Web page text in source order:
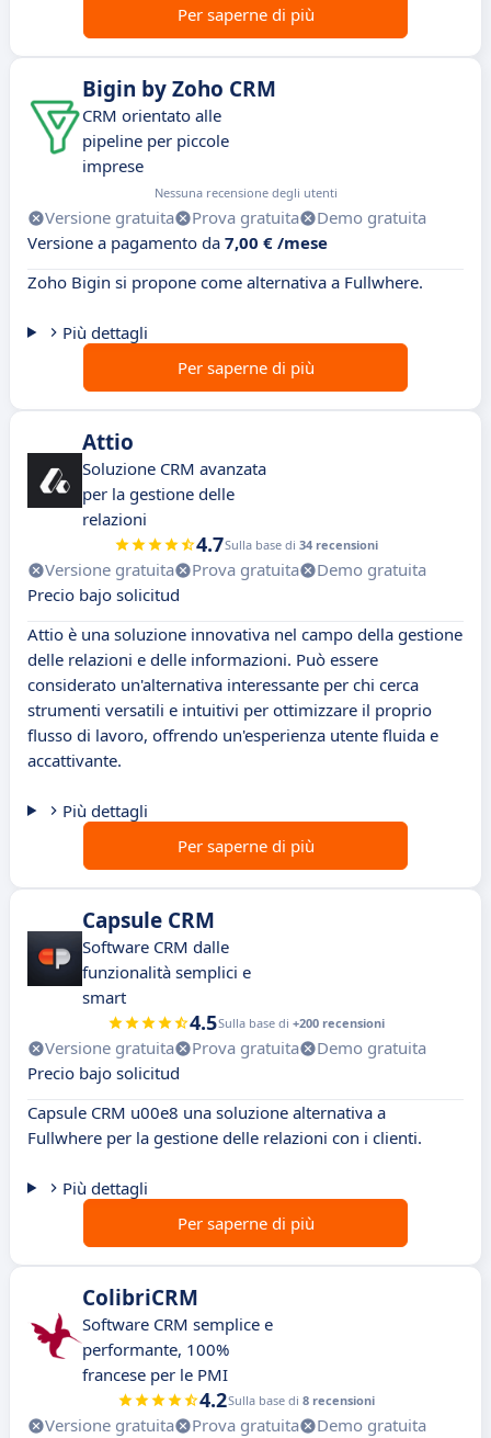
Per saperne di più
Bigin by Zoho CRM
CRM orientato alle
pipeline per piccole
imprese
Nessuna recensione degli utenti
Versione gratuita Prova gratuita
Demo gratuita
Versione a pagamento da 7,00 € /mese
Zoho Bigin si propone come alternativa a Fullwhere.
Più dettagli
Per saperne di più
Attio
Soluzione CRM avanzata
per la gestione delle
relazioni
4.7Sulla base di 34 recensioni
Versione gratuita Prova gratuita
Demo gratuita
Precio bajo solicitud
Attio è una soluzione innovativa nel campo della gestione
delle relazioni e delle informazioni. Può essere
considerato un'alternativa interessante per chi cerca
strumenti versatili e intuitivi per ottimizzare il proprio
flusso di lavoro, offrendo un'esperienza utente fluida e
accattivante.
Più dettagli
Per saperne di più
Capsule CRM
Software CRM dalle
funzionalità semplici e
smart
4.5Sulla base di +200 recensioni
Versione gratuita Prova gratuita
Demo gratuita
Precio bajo solicitud
Capsule CRM u00e8 una soluzione alternativa a
Fullwhere per la gestione delle relazioni con i clienti.
Più dettagli
Per saperne di più
ColibriCRM
Software CRM semplice e
performante, 100%
francese per le PMI
4.2Sulla base di 8 recensioni
Versione gratuita Prova gratuita
Demo gratuita